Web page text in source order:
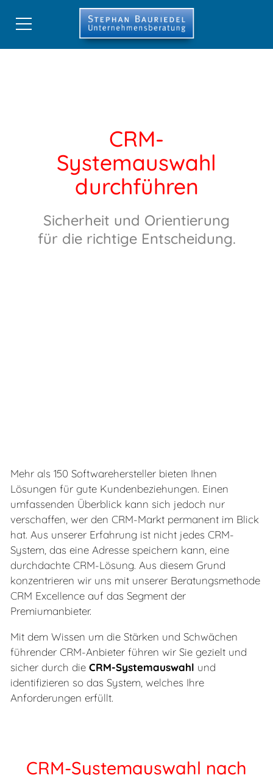
Prozesse
Einführung
CRM-
Systemauswahl
durchführen
Sicherheit und Orientierung
für die richtige Entscheidung.
Mehr als 150 Softwarehersteller bieten Ihnen
Lösungen für gute Kundenbeziehungen. Einen
umfassenden Überblick kann sich jedoch nur
verschaffen, wer den CRM-Markt permanent im Blick
hat. Aus unserer Erfahrung ist nicht jedes CRM-
System, das eine Adresse speichern kann, eine
durchdachte CRM-Lösung. Aus diesem Grund
konzentrieren wir uns mit unserer Beratungsmethode
CRM Excellence auf das Segment der
Premiumanbieter.
Mit dem Wissen um die Stärken und Schwächen
führender CRM-Anbieter führen wir Sie gezielt und
sicher durch die CRM-Systemauswahl und
identifizieren so das System, welches Ihre
Anforderungen erfüllt.
CRM-Systemauswahl nach